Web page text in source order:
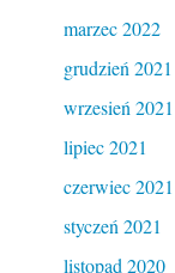
marzec 2022
grudzień 2021
wrzesień 2021
lipiec 2021
czerwiec 2021
styczeń 2021
listopad 2020